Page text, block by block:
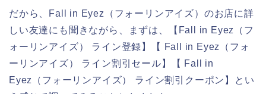
だから、Fall in Eyez（フォーリンアイズ）のお店に詳
しい友達にも聞きながら、まずは、【Fall in Eyez（フ
ォーリンアイズ） ライン登録】【 Fall in Eyez（フォ
ーリンアイズ） ライン割引セール】【 Fall in
Eyez（フォーリンアイズ） ライン割引クーポン】とい